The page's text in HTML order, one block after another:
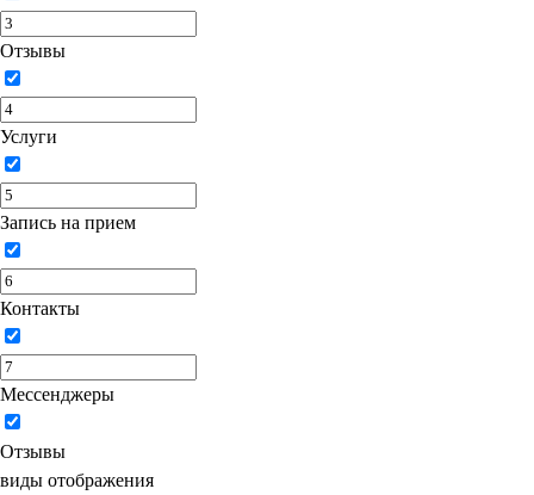
Отзывы
Услуги
Запись на прием
Контакты
Мессенджеры
Отзывы
виды отображения